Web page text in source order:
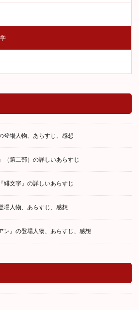
登場人物、あらすじ、感想
（第二部）の詳しいあらすじ
緋文字』の詳しいあらすじ
場人物、あらすじ、感想
ン』の登場人物、あらすじ、感想